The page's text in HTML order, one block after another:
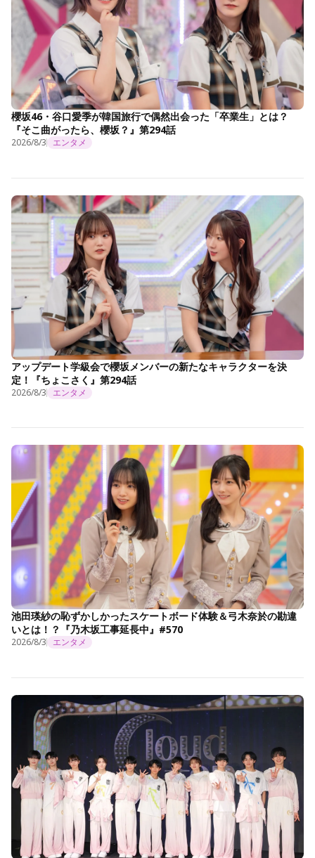
櫻坂46・谷口愛季が韓国旅行で偶然出会った「卒業生」とは？
『そこ曲がったら、櫻坂？』第294話
2026/8/3 エンタメ
アップデート学級会で櫻坂メンバーの新たなキャラクターを決
定！『ちょこさく』第294話
2026/8/3 エンタメ
池田瑛紗の恥ずかしかったスケートボード体験＆弓木奈於の勘違
いとは！？『乃木坂工事延長中』#570
2026/8/3 エンタメ